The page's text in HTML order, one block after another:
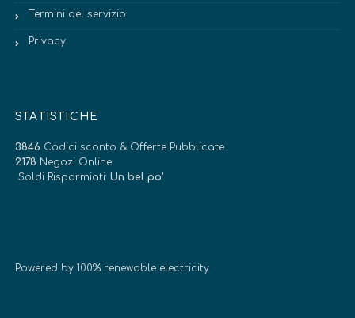
Termini del servizio
Privacy
STATISTICHE
3846 Codici sconto & Offerte Pubblicate
2178 Negozi Online
Soldi Risparmiati: Un bel po’
Powered by 100% renewable electricity